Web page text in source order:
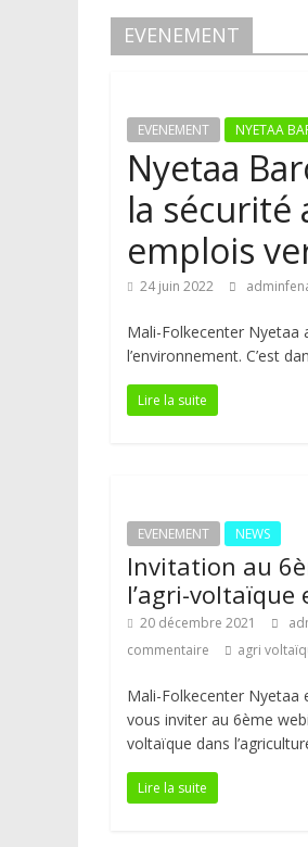
EVENEMENT
EVENEMENT NYETAA
Nyetaa
la
emplois
24 juin 2022
Mali-Folkecenter Nyetaa
l’environnement. C’est
Lire la suite
EVENEMENT NEWS
Invitation au
l’agri-voltaïque
20 décembre 2021
commentaire
agri
Mali-Folkecenter Nyetaa
vous inviter au 6ème
voltaïque dans
Lire la suite